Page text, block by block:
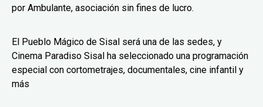
por Ambulante, asociación sin fines de lucro.
El Pueblo Mágico de Sisal será una de las sedes, y
Cinema Paradiso Sisal ha seleccionado una programación
especial con cortometrajes, documentales, cine infantil y
más